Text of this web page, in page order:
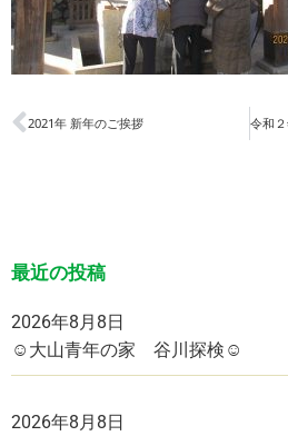
2021年 新年のご挨拶
最近の投稿
2026年8月8日
☺大山青年の家 谷川探検☺
2026年8月8日